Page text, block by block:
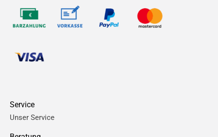
Service
Unser Service